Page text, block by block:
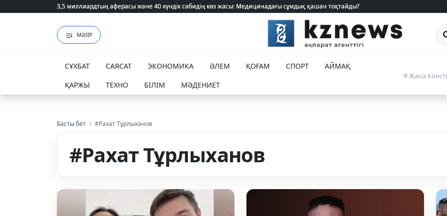
3,5 миллиардтың аферасы және 40 күндік сәбидің көз жасы: Медицинадағы сұмдық қашан тоқтайды?
3,5 миллиардтың аферасы және 40 күндік сәбидің көз жасы: Медицинадағы сұмдық қашан тоқтайды?
МӘЗІР
СҰХБАТ САЯСАТ ЭКОНОМИКА ӘЛЕМ ҚОҒАМ СПОРТ
АЙМАҚ
ҚАРЖЫ
ТЕХНО БІЛІМ МӘДЕНИЕТ
# Жаңа
Басты бет / #Рахат Тұрлыханов
#Рахат Тұрлыханов